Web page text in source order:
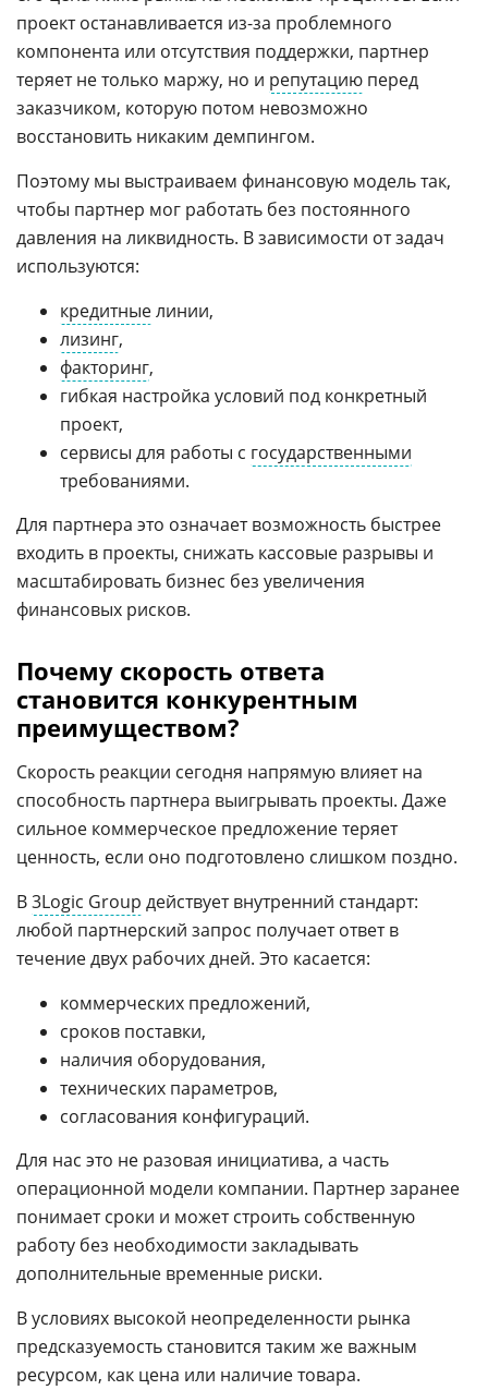
проект останавливается из-за проблемного
компонента или отсутствия поддержки, партнер
теряет не только маржу, но и репутацию перед
заказчиком, которую потом невозможно
восстановить никаким демпингом.
Поэтому мы выстраиваем финансовую модель так,
чтобы партнер мог работать без постоянного
давления на ликвидность. В зависимости от задач
используются:
кредитныелинии,
лизинг,
факторинг,
гибкая настройка условий под конкретный
проект,
сервисы для работы с государственными
требованиями.
Для партнера это означает возможность быстрее
входить в проекты, снижать кассовые разрывы и
масштабировать бизнес без увеличения
финансовых рисков.
Почему скорость ответа
становится конкурентным
преимуществом?
Скорость реакции сегодня напрямую влияет на
способность партнера выигрывать проекты. Даже
сильное коммерческое предложение теряет
ценность, если оно подготовлено слишком поздно.
В3Logic Group действует внутренний стандарт:
любой партнерский запрос получает ответ в
течение двух рабочих дней. Это касается:
коммерческих предложений,
сроков поставки,
наличия оборудования,
технических параметров,
согласования конфигураций.
Для нас это не разовая инициатива, а часть
операционной модели компании. Партнер заранее
понимает сроки и может строить собственную
работу без необходимости закладывать
дополнительные временные риски.
В условиях высокой неопределенности рынка
предсказуемость становится таким же важным
ресурсом, как цена или наличие товара.